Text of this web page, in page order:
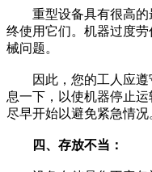
重型设备具有很高的
终使用它们。机器过度
械问题。
因此，您的工人应遵
息一下，以使机器停止
尽早开始以避免紧急情况
四、存放不当：